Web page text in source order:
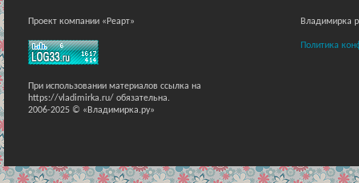
Проект компании «Реарт»
При использовании материалов ссылка на
https://vladimirka.ru/ обязательна.
2006-2025 © «Владимирка.ру»
Владимирка
Политика